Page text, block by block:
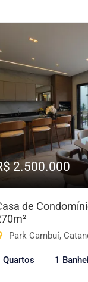
2.500.000
de
Park Cambuí,
Quartos 1